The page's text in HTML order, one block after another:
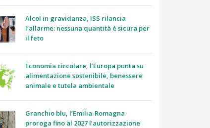
Alcol in gravidanza, ISS rilancia
l’allarme: nessuna quantità è sicura per
il feto
Economia circolare, l’Europa punta su
alimentazione sostenibile, benessere
animale e tutela ambientale
Granchio blu, l’Emilia-Romagna
proroga fino al 2027 l’autorizzazione